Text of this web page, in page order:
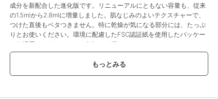
成分を新配合した進化版です。リニューアルにともない容量も、従来
の1.5mlから2.8mlに増量しました。肌なじみのよいテクスチャーで、
つけた直後もベタつきません。特に乾燥が気になる部分には、たっぷ
りとお使いください。環境に配慮したFSC認証紙を使用したパッケー
ジを採用。＜ネイルケア／2.8ml／1種＞
この商品は、不良品のみ返品を承ります